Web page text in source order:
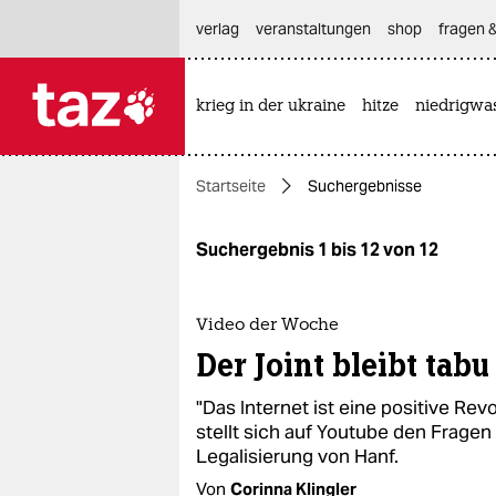
themen
politik
gesellschaft
kultur
sport
verlag
veranstaltungen shop fragen
krieg in der ukraine hitze
Startseite Suchergebnisse
Suchergebnis 1 bis 12 von 12
Video der Woche
Der Joint bleibt tabu
"Das Internet ist eine positive
stellt sich auf Youtube den
Legalisierung von Hanf.
Von Corinna Klingler